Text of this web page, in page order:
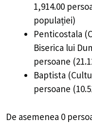
1,914.00
populației)
Penticostala
Biserica lui
persoane
Baptista
persoane
De asemenea 0